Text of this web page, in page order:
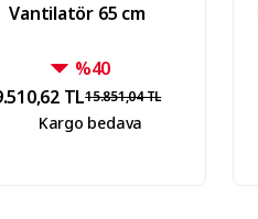
Vantilatör 65 cm
%40
TL15.851,04 TL
Kargo bedava